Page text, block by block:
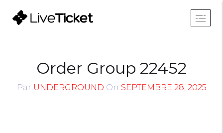
Order Group 22452
Par UNDERGROUND On SEPTEMBRE 28, 2025